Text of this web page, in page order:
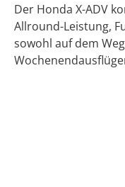
Der Honda X-ADV
Allround-Leistung,
sowohl auf dem